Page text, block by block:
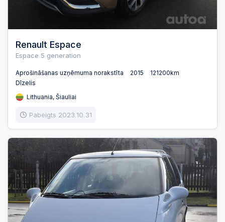
Renault Espace
Espace 5 generation
Aprošināšanas uzņēmuma norakstīta 2015
121200km
Dīzelis
Lithuania, Šiauliai
Pabeigts 2023.10.31